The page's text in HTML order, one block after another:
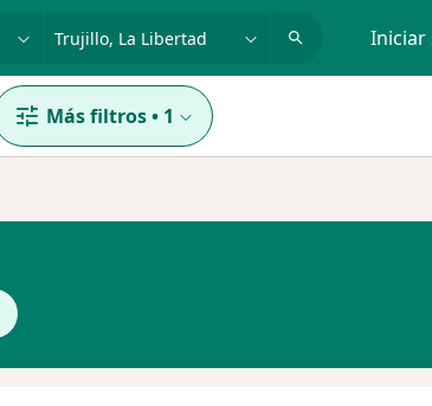
Iniciar
Más filtros• 1